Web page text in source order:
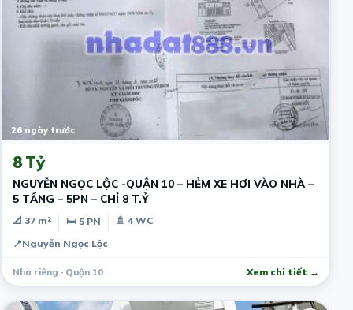
26 ngày trước
8 Tỷ
NGUYỄN NGỌC LỘC -QUẬN 10 – HẺM XE HƠI VÀO NHÀ –
5 TẦNG – 5PN – CHỈ 8 T.Ỷ
📐 37 m² 🛏 5 PN
🚿 4 WC
📍Nguyễn Ngọc Lộc
Nhà riêng · Quận 10 Xem chi tiết →